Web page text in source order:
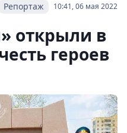
10:41, 06 мая 2022
Репортаж
открыли в
героев